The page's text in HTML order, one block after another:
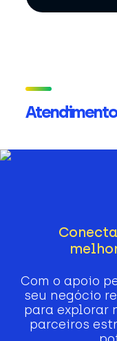
Com o apoio
seu negócio
para explorar
parceiros